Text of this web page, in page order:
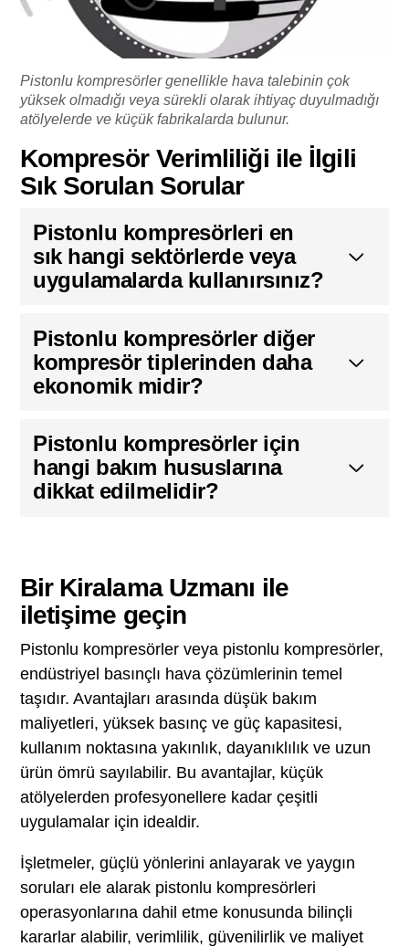
Pistonlu kompresörler genellikle hava talebinin çok
yüksek olmadığı veya sürekli olarak ihtiyaç duyulmadığı
atölyelerde ve küçük fabrikalarda bulunur.
Kompresör Verimliliği ile İlgili
Sık Sorulan Sorular
Pistonlu kompresörleri en
sık hangi sektörlerde veya
uygulamalarda kullanırsınız?
Pistonlu kompresörler diğer
kompresör tiplerinden daha
ekonomik midir?
Pistonlu kompresörler için
hangi bakım hususlarına
dikkat edilmelidir?
Bir Kiralama Uzmanı ile
iletişime geçin
Pistonlu kompresörler veya pistonlu kompresörler,
endüstriyel basınçlı hava çözümlerinin temel
taşıdır. Avantajları arasında düşük bakım
maliyetleri, yüksek basınç ve güç kapasitesi,
kullanım noktasına yakınlık, dayanıklılık ve uzun
ürün ömrü sayılabilir. Bu avantajlar, küçük
atölyelerden profesyonellere kadar çeşitli
uygulamalar için idealdir.
İşletmeler, güçlü yönlerini anlayarak ve yaygın
soruları ele alarak pistonlu kompresörleri
operasyonlarına dahil etme konusunda bilinçli
kararlar alabilir, verimlilik, güvenilirlik ve maliyet